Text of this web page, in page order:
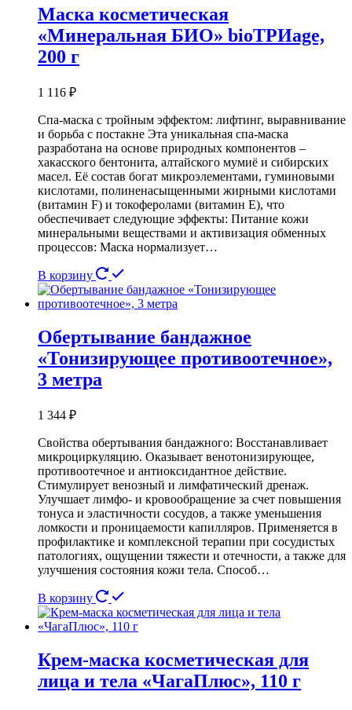
Маска косметическая
«Минеральная БИО» bioТРИage,
200 г
1 116 ₽
Спа-маска с тройным эффектом: лифтинг, выравнивание
и борьба с постакне Эта уникальная спа-маска
разработана на основе природных компонентов –
хакасского бентонита, алтайского мумиё и сибирских
масел. Её состав богат микроэлементами, гуминовыми
кислотами, полиненасыщенными жирными кислотами
(витамин F) и токоферолами (витамин Е), что
обеспечивает следующие эффекты: Питание кожи
минеральными веществами и активизация обменных
процессов: Маска нормализует…
В корзину
Обертывание бандажное
«Тонизирующее противоотечное»,
3 метра
1 344 ₽
Свойства обертывания бандажного: Восстанавливает
микроциркуляцию. Оказывает венотонизирующее,
противоотечное и антиоксидантное действие.
Стимулирует венозный и лимфатический дренаж.
Улучшает лимфо- и кровообращение за счет повышения
тонуса и эластичности сосудов, а также уменьшения
ломкости и проницаемости капилляров. Применяется в
профилактике и комплексной терапии при сосудистых
патологиях, ощущении тяжести и отечности, а также для
улучшения состояния кожи тела. Способ…
В корзину
Крем-маска косметическая для
лица и тела «ЧагаПлюс», 110 г